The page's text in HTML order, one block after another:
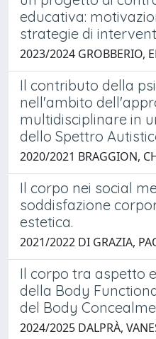
educativa:
strategie di
2023/2024 GROBBERIO,
Il contributo della
nell'ambito
multidisciplinare in
dello Spettro
2020/2021 BRAGGION,
Il corpo nei social
soddisfazione
estetica.
2021/2022 DI GRAZIA,
Il corpo tra aspetto
della Body
del Body
2024/2025 DALPRÀ,